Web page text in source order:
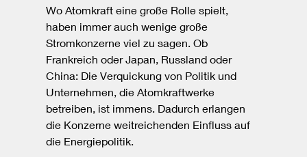
Wo Atomkraft eine große Rolle spielt,
haben immer auch wenige große
Stromkonzerne viel zu sagen. Ob
Frankreich oder Japan, Russland oder
China: Die Verquickung von Politik und
Unternehmen, die Atomkraftwerke
betreiben, ist immens. Dadurch erlangen
die Konzerne weitreichenden Einfluss auf
die Energiepolitik.